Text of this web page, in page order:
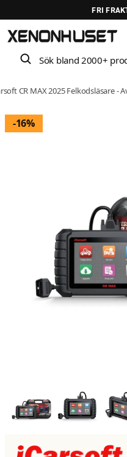
FRI
Sök bland 2000+
CR MAX 2025 Felkodsläsare
-16%